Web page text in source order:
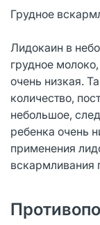
Грудное
Лидокаин в
грудное
очень низкая.
количество,
небольшое,
ребенка очень
применения
вскармливания